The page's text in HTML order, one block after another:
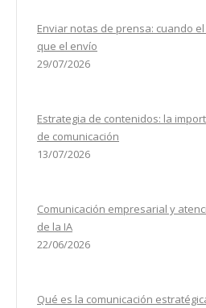
Enviar notas de prensa: cuando
que el envío
29/07/2026
Estrategia de contenidos: la
de comunicación
13/07/2026
Comunicación empresarial y
de la IA
22/06/2026
Qué es la comunicación